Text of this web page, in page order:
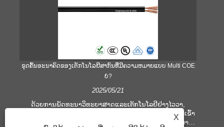
ຂຸດຄົ້ນອະນາຄົດຂອງເຕັກໂນໂລຍີສາກົນທີ່ມີຄວາມຫມາຍແບບ Multi COE
ບໍ?
2025/05/21
ດ້ວຍການພັດທະນາວິທະຍາສາດແລະເຕັກໂນໂລຢີຢ່າງໄວວາ,
ເຕັກໂນໂລຢີສາຍເຄເບີນຍັງມີການພັດທະນາຢ່າງໄວວາເພື່ອປັບຕົວເຂົ້າ
ກັບລະບົບການສື່ສານຂໍ້ມູນທີ່ກໍາລັງເຕີບໃຫຍ່ແລະສັບຊ້ອນ. ໃນພາກ
X